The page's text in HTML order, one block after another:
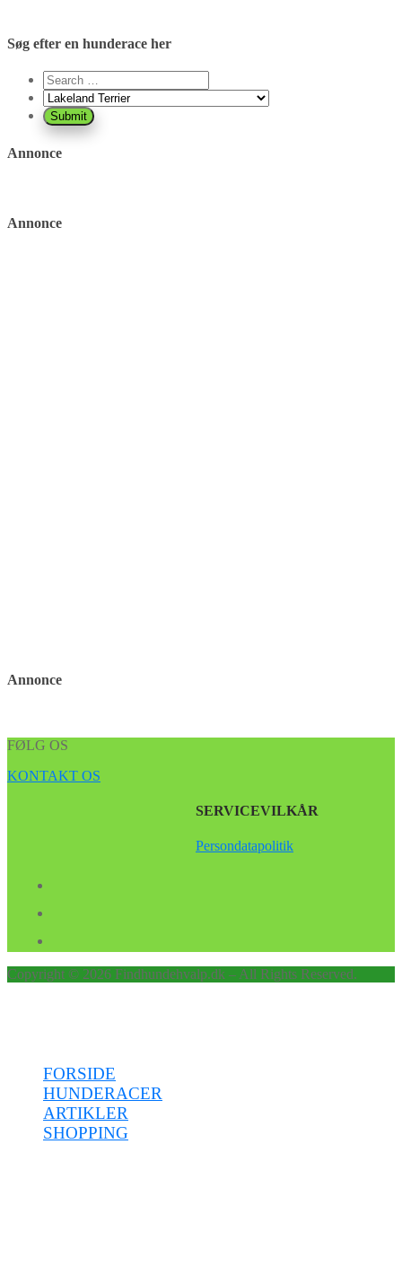
Søg efter en hunderace her
Annonce
Annonce
Annonce
FØLG OS
KONTAKT OS
SERVICEVILKÅR
Persondatapolitik
Copyright © 2026 Findhundehvalp.dk – All Rights Reserved.
FORSIDE
HUNDERACER
ARTIKLER
SHOPPING